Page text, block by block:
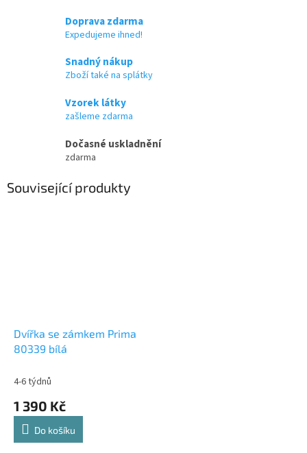
Doprava zdarma
Expedujeme ihned!
Snadný nákup
Zboží také na splátky
Vzorek látky
zašleme zdarma
Dočasné uskladnění
zdarma
Související produkty
Dvířka se zámkem Prima
80339 bílá
4-6 týdnů
1 390 Kč
Do košíku